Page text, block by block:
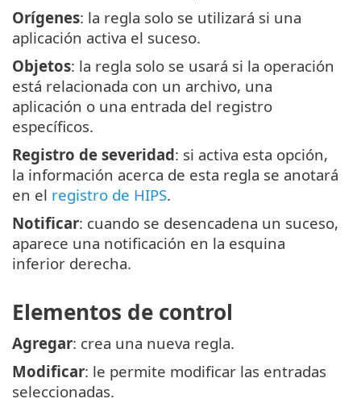
Orígenes: la regla solo se utilizará si una
aplicación activa el suceso.
Objetos: la regla solo se usará si la operación
está relacionada con un archivo, una
aplicación o una entrada del registro
específicos.
Registro de severidad: si activa esta opción,
la información acerca de esta regla se anotará
en el registro de HIPS.
Notificar: cuando se desencadena un suceso,
aparece una notificación en la esquina
inferior derecha.
Elementos de control
Agregar: crea una nueva regla.
Modificar: le permite modificar las entradas
seleccionadas.